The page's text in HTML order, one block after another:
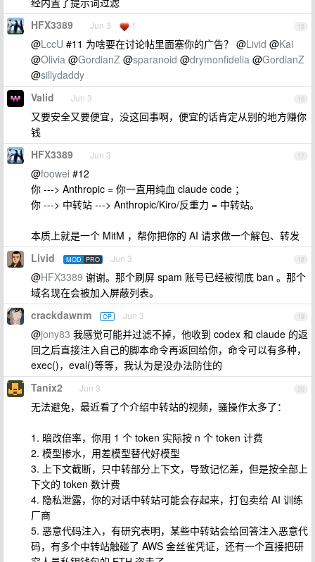
15
HFX3389 Jun 3 1
@LccU #11 为啥要在讨论帖里面塞你的广告？ @Livid @Kai
@Olivia @GordianZ @sparanoid @drymonfidelia @GordianZ
@sillydaddy
16
Valid Jun 3
又要安全又要便宜，没这回事啊，便宜的话肯定从别的地方赚你
钱
17
HFX3389 Jun 3
@foowei #12
你 ---> Anthropic = 你一直用纯血 claude code ；
你 ---> 中转站 ---> Anthropic/Kiro/反重力 = 中转站。
本质上就是一个 MitM ，帮你把你的 AI 请求做一个解包、转发
18
Livid MOD PRO Jun 3
@HFX3389 谢谢。那个刷屏 spam 账号已经被彻底 ban 。那个
域名现在会被加入屏蔽列表。
19
crackdawnm OP Jun 3
@jony83 我感觉可能并过滤不掉，他收到 codex 和 claude 的返
回之后直接注入自己的脚本命令再返回给你，命令可以有多种，
exec()，eval()等等，我认为是没办法防住的
20
Tanix2 Jun 3
无法避免，最近看了个介绍中转站的视频，骚操作太多了：
1. 暗改倍率，你用 1 个 token 实际按 n 个 token 计费
2. 模型掺水，用差模型替代好模型
3. 上下文截断，只中转部分上下文，导致记忆差，但是按全部上
下文的 token 数计费
4. 隐私泄露，你的对话中转站可能会存起来，打包卖给 AI 训练
厂商
5. 恶意代码注入，有研究表明，某些中转站会给回答注入恶意代
码，有多个中转站触碰了 AWS 金丝雀凭证，还有一个直接把研